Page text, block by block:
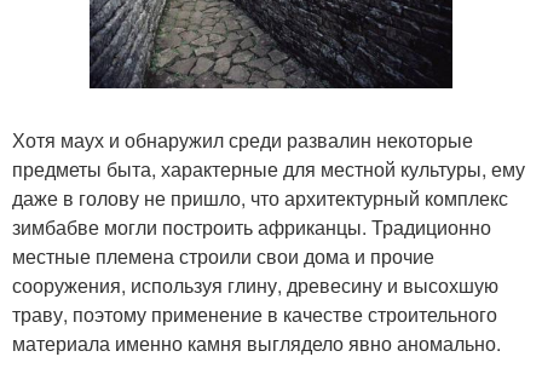
Хотя маух и обнаружил среди развалин некоторые
предметы быта, характерные для местной культуры, ему
даже в голову не пришло, что архитектурный комплекс
зимбабве могли построить африканцы. Традиционно
местные племена строили свои дома и прочие
сооружения, используя глину, древесину и высохшую
траву, поэтому применение в качестве строительного
материала именно камня выглядело явно аномально.